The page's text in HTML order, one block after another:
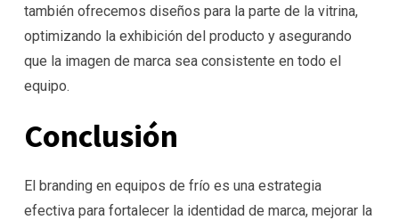
también ofrecemos diseños para la parte de la vitrina,
optimizando la exhibición del producto y asegurando
que la imagen de marca sea consistente en todo el
equipo.
Conclusión
El branding en equipos de frío es una estrategia
efectiva para fortalecer la identidad de marca, mejorar la